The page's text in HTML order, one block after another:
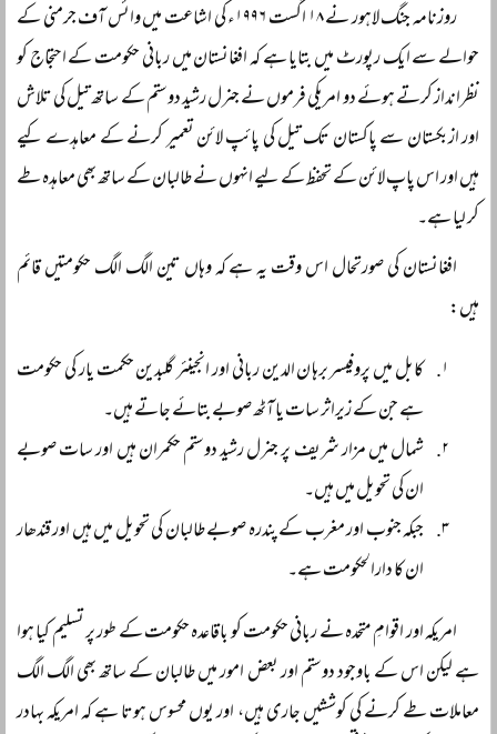
روزنامہ جنگ لاہور نے ۱۸ اگست ۱۹۹۶ء کی اشاعت میں وائس آف جرمنی کے
حوالے سے ایک رپورٹ میں بتایا ہے کہ افغانستان میں ربانی حکومت کے احتجاج کو
نظرانداز کرتے ہوئے دو امریکی فرموں نے جنرل رشید دوستم کے ساتھ تیل کی تلاش
اور ازبکستان سے پاکستان تک تیل کی پائپ لائن تعمیر کرنے کے معاہدے کیے
ہیں اور اس پاپ لائن کے تحفظ کے لیے انہوں نے طالبان کے ساتھ بھی معاہدہ طے
کر لیا ہے۔
افغانستان کی صورتحال اس وقت یہ ہے کہ وہاں تین الگ الگ حکومتیں قائم
ہیں:
کابل میں پروفیسر برہان الدین ربانی اور انجینئر گلبدین حکمت یار کی حکومت
ہے جن کے زیراثر سات یا آٹھ صوبے بتائے جاتے ہیں۔
شمال میں مزار شریف پر جنرل رشید دوستم حکمران ہیں اور سات صوبے
ان کی تحویل میں ہیں۔
جبکہ جنوب اور مغرب کے پندرہ صوبے طالبان کی تحویل میں ہیں اور قندھار
ان کا دارالحکومت ہے۔
امریکہ اور اقوامِ متحدہ نے ربانی حکومت کو باقاعدہ حکومت کے طور پر تسلیم کیا ہوا
ہے لیکن اس کے باوجود دوستم اور بعض امور میں طالبان کے ساتھ بھی الگ الگ
معاملات طے کرنے کی کوششیں جاری ہیں، اور یوں محسوس ہوتا ہے کہ امریکہ بہادر